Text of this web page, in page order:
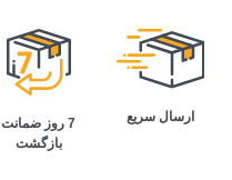
ارسال سریع
7 روز ضمانت
بازگشت